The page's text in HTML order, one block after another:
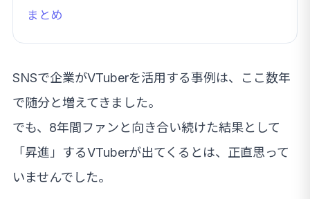
まとめ
SNSで企業がVTuberを活用する事例は、ここ数年
で随分と増えてきました。
でも、8年間ファンと向き合い続けた結果として
「昇進」するVTuberが出てくるとは、正直思って
いませんでした。